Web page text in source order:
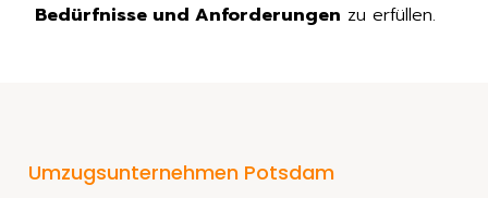
Bedürfnisse und Anforderungen zu erfüllen.
Umzugsunternehmen Potsdam